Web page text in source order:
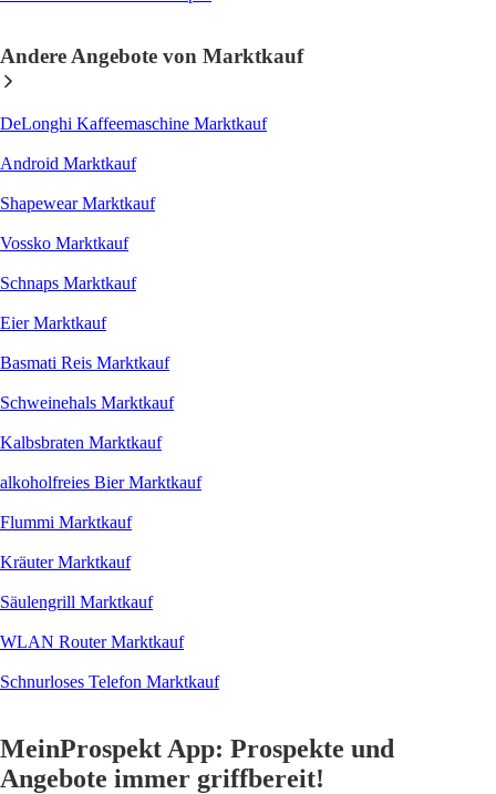
Andere Angebote von Marktkauf
DeLonghi Kaffeemaschine Marktkauf
Android Marktkauf
Shapewear Marktkauf
Vossko Marktkauf
Schnaps Marktkauf
Eier Marktkauf
Basmati Reis Marktkauf
Schweinehals Marktkauf
Kalbsbraten Marktkauf
alkoholfreies Bier Marktkauf
Flummi Marktkauf
Kräuter Marktkauf
Säulengrill Marktkauf
WLAN Router Marktkauf
Schnurloses Telefon Marktkauf
MeinProspekt App: Prospekte und
Angebote immer griffbereit!